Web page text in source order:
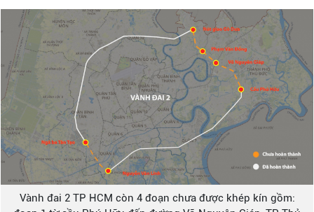
Vành đai 2 TP HCM còn 4 đoạn chưa được khép kín gồm: